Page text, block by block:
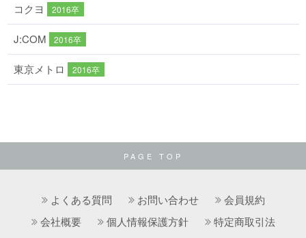
コクヨ 2016卒
J:COM 2016卒
東京メトロ 2016卒
PAGE TOP
よくある質問 お問い合わせ
会員規約
会社概要
個人情報保護方針
特定商取引法